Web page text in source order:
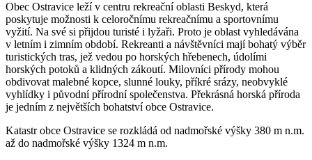
Obec Ostravice leží v centru rekreační oblasti Beskyd, která
poskytuje možnosti k celoročnímu rekreačnímu a sportovnímu
vyžití. Na své si přijdou turisté i lyžaři. Proto je oblast vyhledávána
v letním i zimním období. Rekreanti a návštěvníci mají bohatý výběr
turistických tras, jež vedou po horských hřebenech, údolími
horských potoků a klidných zákoutí. Milovníci přírody mohou
obdivovat malebné kopce, slunné louky, příkré srázy, neobvyklé
vyhlídky i původní přírodní společenstva. Překrásná horská příroda
je jedním z největších bohatství obce Ostravice.
Katastr obce Ostravice se rozkládá od nadmořské výšky 380 m n.m.
až do nadmořské výšky 1324 m n.m.